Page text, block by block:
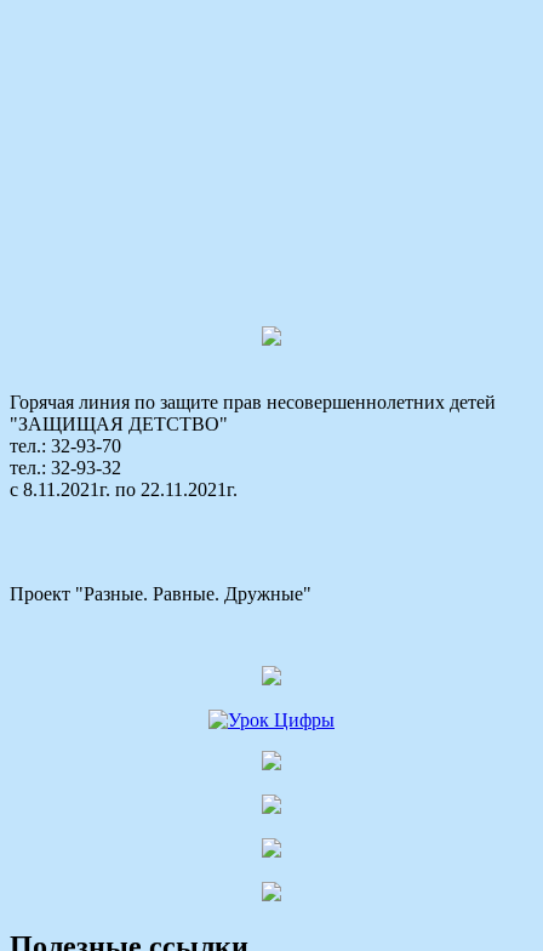
Горячая линия по защите прав несовершеннолетних детей
"ЗАЩИЩАЯ ДЕТСТВО"
тел.: 32-93-70
тел.: 32-93-32
с 8.11.2021г. по 22.11.2021г.
Проект "Разные. Равные. Дружные"